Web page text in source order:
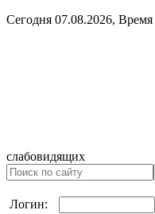
Сегодня 07.08.2026, Время
слабовидящих
Логин: